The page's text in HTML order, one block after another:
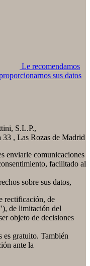
Le recomendamos
sus datos
S.L.P.,
, Las Rozas de Madrid
enviarle comunicaciones
facilitado al
sobre sus datos,
rectificación, de
de limitación del
objeto de decisiones
es gratuito. También
ante la